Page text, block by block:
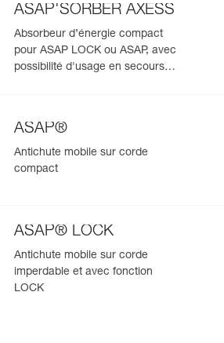
ASAP'SORBER AXESS
Absorbeur d’énergie compact
pour ASAP LOCK ou ASAP, avec
possibilité d'usage en secours
ASAP®
Antichute mobile sur corde
compact
ASAP® LOCK
Antichute mobile sur corde
imperdable et avec fonction
LOCK